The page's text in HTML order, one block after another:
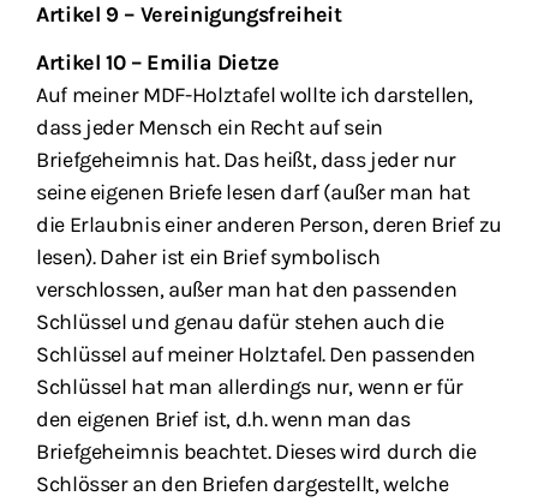
Artikel 9 – Vereinigungsfreiheit
Artikel 10 – Emilia Dietze
Auf meiner MDF-Holztafel wollte ich darstellen,
dass jeder Mensch ein Recht auf sein
Briefgeheimnis hat. Das heißt, dass jeder nur
seine eigenen Briefe lesen darf (außer man hat
die Erlaubnis einer anderen Person, deren Brief zu
lesen). Daher ist ein Brief symbolisch
verschlossen, außer man hat den passenden
Schlüssel und genau dafür stehen auch die
Schlüssel auf meiner Holztafel. Den passenden
Schlüssel hat man allerdings nur, wenn er für
den eigenen Brief ist, d.h. wenn man das
Briefgeheimnis beachtet. Dieses wird durch die
Schlösser an den Briefen dargestellt, welche